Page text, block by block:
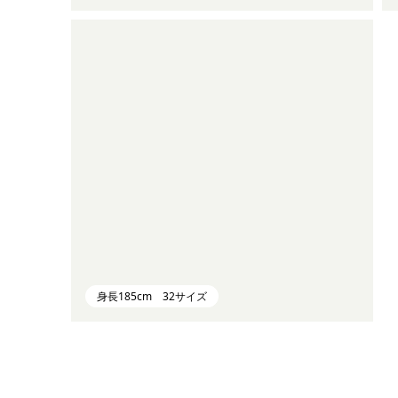
身長185cm 32サイズ